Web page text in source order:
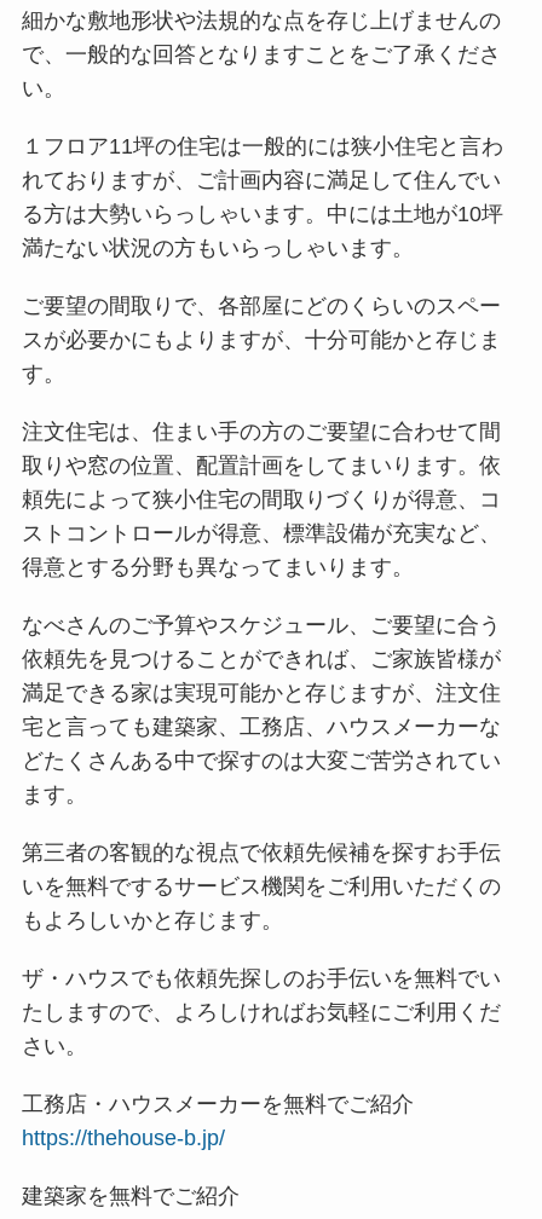
細かな敷地形状や法規的な点を存じ上げませんの
で、一般的な回答となりますことをご了承くださ
い。
１フロア11坪の住宅は一般的には狭小住宅と言わ
れておりますが、ご計画内容に満足して住んでい
る方は大勢いらっしゃいます。中には土地が10坪
満たない状況の方もいらっしゃいます。
ご要望の間取りで、各部屋にどのくらいのスペー
スが必要かにもよりますが、十分可能かと存じま
す。
注文住宅は、住まい手の方のご要望に合わせて間
取りや窓の位置、配置計画をしてまいります。依
頼先によって狭小住宅の間取りづくりが得意、コ
ストコントロールが得意、標準設備が充実など、
得意とする分野も異なってまいります。
なべさんのご予算やスケジュール、ご要望に合う
依頼先を見つけることができれば、ご家族皆様が
満足できる家は実現可能かと存じますが、注文住
宅と言っても建築家、工務店、ハウスメーカーな
どたくさんある中で探すのは大変ご苦労されてい
ます。
第三者の客観的な視点で依頼先候補を探すお手伝
いを無料でするサービス機関をご利用いただくの
もよろしいかと存じます。
ザ・ハウスでも依頼先探しのお手伝いを無料でい
たしますので、よろしければお気軽にご利用くだ
さい。
工務店・ハウスメーカーを無料でご紹介
https://thehouse-b.jp/
建築家を無料でご紹介